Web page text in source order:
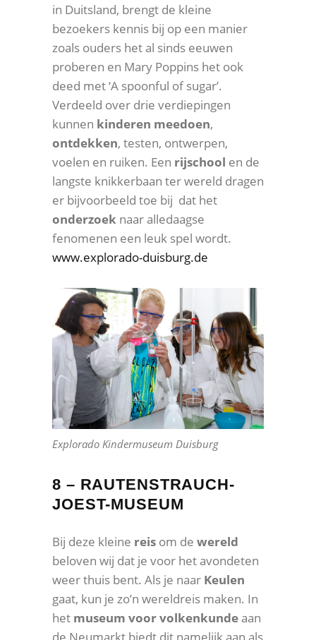
in Duitsland, brengt de kleine
bezoekers kennis bij op een manier
zoals ouders het al sinds eeuwen
proberen en Mary Poppins het ook
deed met ‘A spoonful of sugar’.
Verdeeld over drie verdiepingen
kunnen kinderen meedoen,
ontdekken, testen, ontwerpen,
voelen en ruiken. Een rijschool en de
langste knikkerbaan ter wereld dragen
er bijvoorbeeld toe bij dat het
onderzoek naar alledaagse
fenomenen een leuk spel wordt.
www.explorado-duisburg.de
Explorado Kindermuseum Duisburg
8 – RAUTENSTRAUCH-
JOEST-MUSEUM
Bij deze kleine reis om de wereld
beloven wij dat je voor het avondeten
weer thuis bent. Als je naar Keulen
gaat, kun je zo’n wereldreis maken. In
het museum voor volkenkundeaan